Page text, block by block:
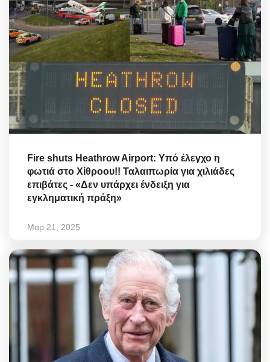
Fire shuts Heathrow Airport: Υπό έλεγχο η
φωτιά στο Χίθροου!! Ταλαιπωρία για χιλιάδες
επιβάτες - «Δεν υπάρχει ένδειξη για
εγκληματική πράξη»
Μαρ 21, 2025